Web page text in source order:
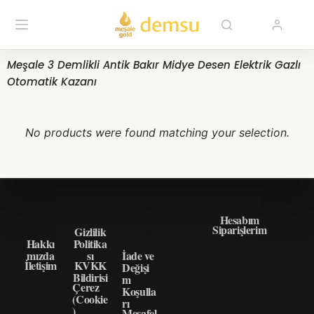
Meşale 3 Demlikli Antik Bakır Midye Desen Elektrik Gazlı
Otomatik Kazanı
No products were found matching your selection.
Hakkı
mızda
İletişim
Gizlilik
Politika
sı
KVKK
Bildirisi
Çerez
(Cookie
İade ve
Değişi
m
Koşulla
rı
Hesabım
Siparişlerim